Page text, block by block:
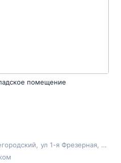
помещение
ул 1-я Фрезерная